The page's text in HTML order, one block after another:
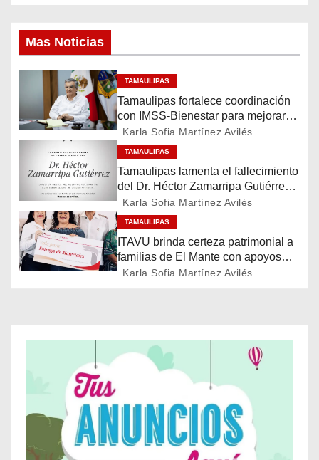
a
c
i
ó
d
e
e
r
Mas Noticias
TAMAULIPAS
Tamaulipas fortalece coordinación
con IMSS-Bienestar para mejorar
servicios de salud
Karla Sofia Martínez Avilés
TAMAULIPAS
Tamaulipas lamenta el fallecimiento
del Dr. Héctor Zamarripa Gutiérrez,
destacado servidor de la salud
Karla Sofia Martínez Avilés
TAMAULIPAS
ITAVU brinda certeza patrimonial a
familias de El Mante con apoyos
para mejorar sus viviendas
Karla Sofia Martínez Avilés